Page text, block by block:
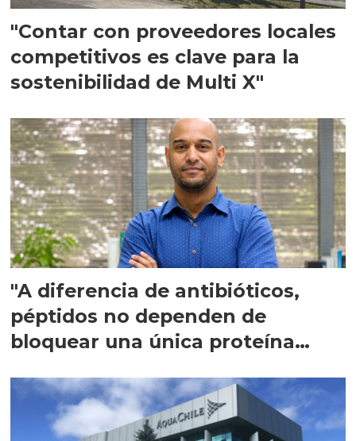
"Contar con proveedores locales
competitivos es clave para la
sostenibilidad de Multi X"
"A diferencia de antibióticos,
péptidos no dependen de
bloquear una única proteína